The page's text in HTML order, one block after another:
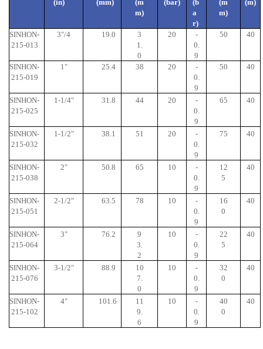
(in)
(mm)
(m
m)
(bar)
(b
a
r)
(m
m)
(m)
SINHON-
215-013
3"/4 19.0
3
1.
0
20
-
0.
9
50 40
SINHON-
215-019
1" 25.4 38 20
-
0.
9
50 40
SINHON-
215-025
1-1/4" 31.8 44 20
-
0.
9
65 40
SINHON-
215-032
1-1/2" 38.1 51 20
-
0.
9
75 40
SINHON-
215-038
2" 50.8 65 10
-
0.
9
12
5
40
SINHON-
215-051
2-1/2" 63.5 78 10
-
0.
9
16
0
40
SINHON-
215-064
3" 76.2
9
3.
2
10
-
0.
9
22
5
40
SINHON-
215-076
3-1/2" 88.9
10
7.
0
10
-
0.
9
32
0
40
SINHON-
215-102
4" 101.6
11
9.
6
10
-
0.
9
40
0
40